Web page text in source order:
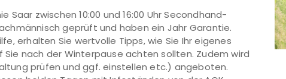
Saar zwischen 10:00 und 16:00 Uhr Secondhand-
geprüft und haben ein Jahr Garantie.
erhalten Sie wertvolle Tipps, wie Sie Ihr eigenes
Sie nach der Winterpause achten sollten. Zudem wird
prüfen und ggf. einstellen etc.) angeboten.